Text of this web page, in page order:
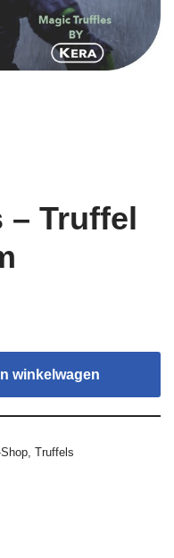
– Truffel
winkelwagen
Truffels